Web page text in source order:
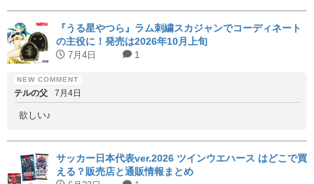
『うる星やつら』ラム刺繍スカジャンでコーディネート
の主役に！発売は2026年10月上旬
7月4日 1
テルの父 7月4日
欲しい♪
サッカー日本代表ver.2026 ツインウエハース はどこで買
える？販売店と通販情報まとめ